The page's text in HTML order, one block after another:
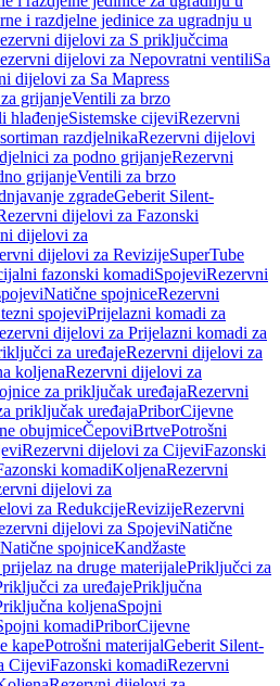
i razdjelne jedinice za ugradnju u
dijelovi za S priključcima
dijelovi za Nepovratni ventiliSa
dijelovi za Sa Mapress
grijanjeVentili za brzo
hlađenjeSistemske cijeviRezervni
razdjelnikaRezervni dijelovi
za podno grijanjeRezervni
grijanjeVentili za brzo
zgradeGeberit Silent-
dijelovi za Fazonski
dijelovi za
dijelovi za RevizijeSuperTube
fazonski komadiSpojeviRezervni
Natične spojniceRezervni
spojeviPrijelazni komadi za
dijelovi za Prijelazni komadi za
za uređajeRezervni dijelovi za
koljenaRezervni dijelovi za
za priključak uređajaRezervni
priključak uređajaPriborCijevne
obujmiceČepoviBrtvePotrošni
Rezervni dijelovi za CijeviFazonski
komadiKoljenaRezervni
dijelovi za
za RedukcijeRevizijeRezervni
dijelovi za SpojeviNatične
spojniceKandžaste
na druge materijalePriključci za
za uređajePriključna
koljenaSpojni
komadiPriborCijevne
kapePotrošni materijalGeberit Silent-
CijeviFazonski komadiRezervni